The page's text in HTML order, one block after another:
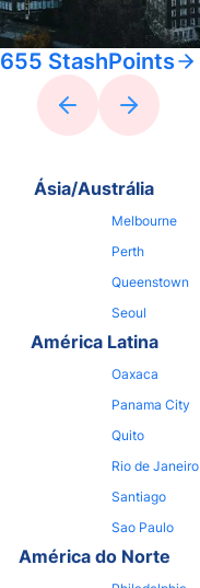
655 StashPoints
Ásia/Austrália
Melbourne
Perth
Queenstown
Seoul
América Latina
Oaxaca
Panama City
Quito
Rio de Janeiro
Santiago
Sao Paulo
América do Norte